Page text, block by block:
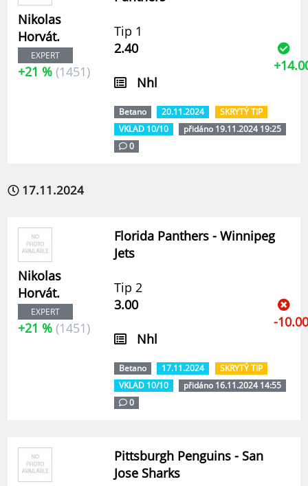
Nikolas
Horvát.
EXPERT
+21 % (1451)
Tip 1
2.40
Nhl
Betano 20.11.2024
SKRYTÝ TIP
VKLAD 10/10
přidáno 19.11.2024 19:25
0
17.11.2024
Nikolas
Horvát.
EXPERT
+21 % (1451)
Florida Panthers - Winnipeg
Jets
Tip 2
3.00
Nhl
-10.00
Betano 17.11.2024
SKRYTÝ TIP
VKLAD 10/10
přidáno 16.11.2024 14:55
0
Pittsburgh Penguins - San
Jose Sharks